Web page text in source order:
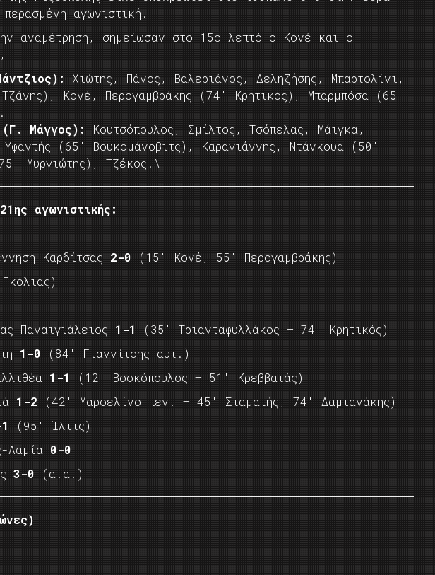
αγωνιστική.
αναμέτρηση, σημείωσαν στο 15ο λεπτό ο Κονέ και ο
Χιώτης, Πάνος, Βαλεριάνος, Δεληζήσης, Μπαρτολίνι,
Κονέ, Περογαμβράκης (74′ Κρητικός), Μπαρμπόσα (65′
(Γ. Μάγγος): Κουτσόπουλος, Σμίλτος, Τσόπελας, Μάιγκα,
(65′ Βουκομάνοβιτς), Καραγιάννης, Ντάνκουα (50′
Μυργιώτης), Τζέκος.\
αγωνιστικής:
Καρδίτσας 2-0 (15′ Κονέ, 55′ Περογαμβράκης)
Παναιγιάλειος 1-1
(35′ Τριανταφυλλάκος – 74′ Κρητικός)
1-0 (84′ Γιαννίτσης αυτ.)
1-1
(12′ Βοσκόπουλος – 51′ Κρεββατάς)
1-2 (42′ Μαρσελίνο πεν. – 45′ Σταματής, 74′ Δαμιανάκης)
(95′ Ίλιτς)
Λαμία 0-0
3-0 (α.α.)